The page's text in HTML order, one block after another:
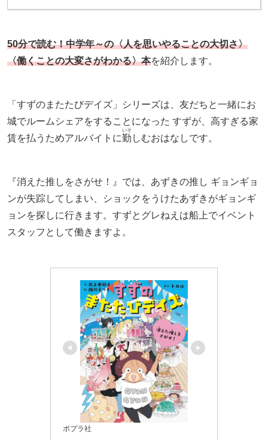
50分で読む！中学年～の〈人を思いやることの大切さ〉
〈働くことの大変さがわかる〉本を紹介します。
「すずのまたたびデイズ」シリーズは、友だちと一緒にお
城でルームシェアをすることになった すずが、高すぎる家
賃を払うためアルバイトに勤
いそ
しむおはなしです。
『消えた推しをさがせ！』では、あずきの推し ギョンギョ
ンが失踪してしまい、ショックをうけたあずきがギョンギ
ョンを探しに行きます。すずとグレねえは船上でイベント
スタッフとして働きますよ。
ポプラ社